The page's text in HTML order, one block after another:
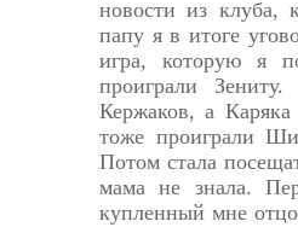
новости из клуба,
папу я в итоге
игра, которую я
проиграли
Кержаков, а
тоже проиграли
Потом стала
мама не знала.
купленный мне